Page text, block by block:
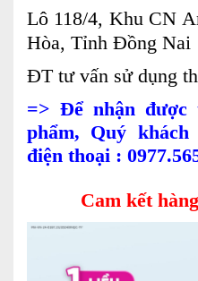
Lô 118/4, Khu CN
Hòa, Tỉnh Đồng Nai
ĐT tư vấn sử dụng
=> Để nhận được
phẩm, Quý
điện thoại :
Cam kết